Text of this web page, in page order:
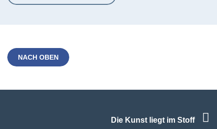
NACH OBEN
Die Kunst liegt im Stoff